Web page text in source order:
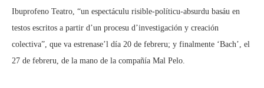
Ibuprofeno Teatro, “un espectáculu risible-políticu-absurdu basáu en
testos escritos a partir d’un procesu d’investigación y creación
colectiva”, que va estrenase’l día 20 de febreru; y finalmente ‘Bach’, el
27 de febreru, de la mano de la compañía Mal Pelo.